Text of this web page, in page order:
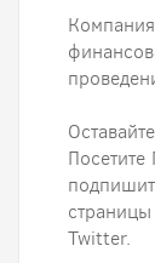
Twitter.